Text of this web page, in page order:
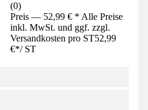
(0)
Preis — 52,99 € * Alle Preise
inkl. MwSt. und ggf. zzgl.
Versandkosten pro ST52,99
€*/ ST